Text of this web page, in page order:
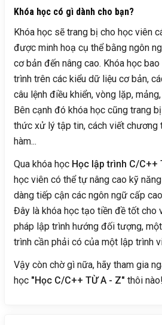
Khóa học có gì dành cho bạn?
Khóa học sẽ trang bị cho học viên
được minh hoạ cụ thể bằng ngôn
cơ bản đến nâng cao. Khóa học
trình trên các kiểu dữ liệu cơ bản,
câu lệnh điều khiển, vòng lặp,
Bên cạnh đó khóa học cũng trang
thức xử lý tập tin, cách viết chương
hàm...
Qua khóa học Học lập trình C/C++
học viên có thể tự nâng cao kỹ
dàng tiếp cận các ngôn ngữ cấp
Đây là khóa học tạo tiền đề tốt cho
pháp lập trình hướng đối tượng,
trình cần phải có của một lập trình
Vậy còn chờ gì nữa, hãy tham gia
học "Học C/C++ TỪ A - Z" thôi nào!